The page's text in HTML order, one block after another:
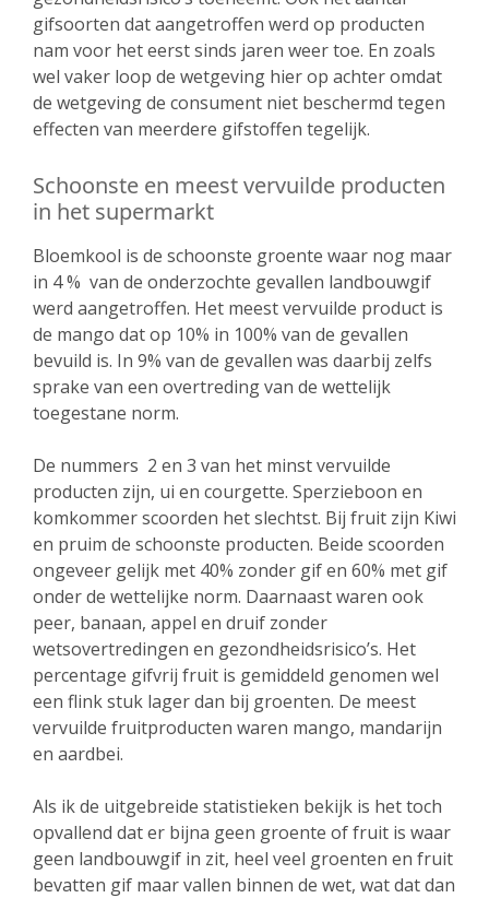
gifsoorten dat aangetroffen werd op producten
nam voor het eerst sinds jaren weer toe. En zoals
wel vaker loop de wetgeving hier op achter omdat
de wetgeving de consument niet beschermd tegen
effecten van meerdere gifstoffen tegelijk.
Schoonste en meest vervuilde producten
in het supermarkt
Bloemkool is de schoonste groente waar nog maar
in 4 % van de onderzochte gevallen landbouwgif
werd aangetroffen. Het meest vervuilde product is
de mango dat op 10% in 100% van de gevallen
bevuild is. In 9% van de gevallen was daarbij zelfs
sprake van een overtreding van de wettelijk
toegestane norm.
De nummers 2 en 3 van het minst vervuilde
producten zijn, ui en courgette. Sperzieboon en
komkommer scoorden het slechtst. Bij fruit zijn Kiwi
en pruim de schoonste producten. Beide scoorden
ongeveer gelijk met 40% zonder gif en 60% met gif
onder de wettelijke norm. Daarnaast waren ook
peer, banaan, appel en druif zonder
wetsovertredingen en gezondheidsrisico’s. Het
percentage gifvrij fruit is gemiddeld genomen wel
een flink stuk lager dan bij groenten. De meest
vervuilde fruitproducten waren mango, mandarijn
en aardbei.
Als ik de uitgebreide statistieken bekijk is het toch
opvallend dat er bijna geen groente of fruit is waar
geen landbouwgif in zit, heel veel groenten en fruit
bevatten gif maar vallen binnen de wet, wat dat dan